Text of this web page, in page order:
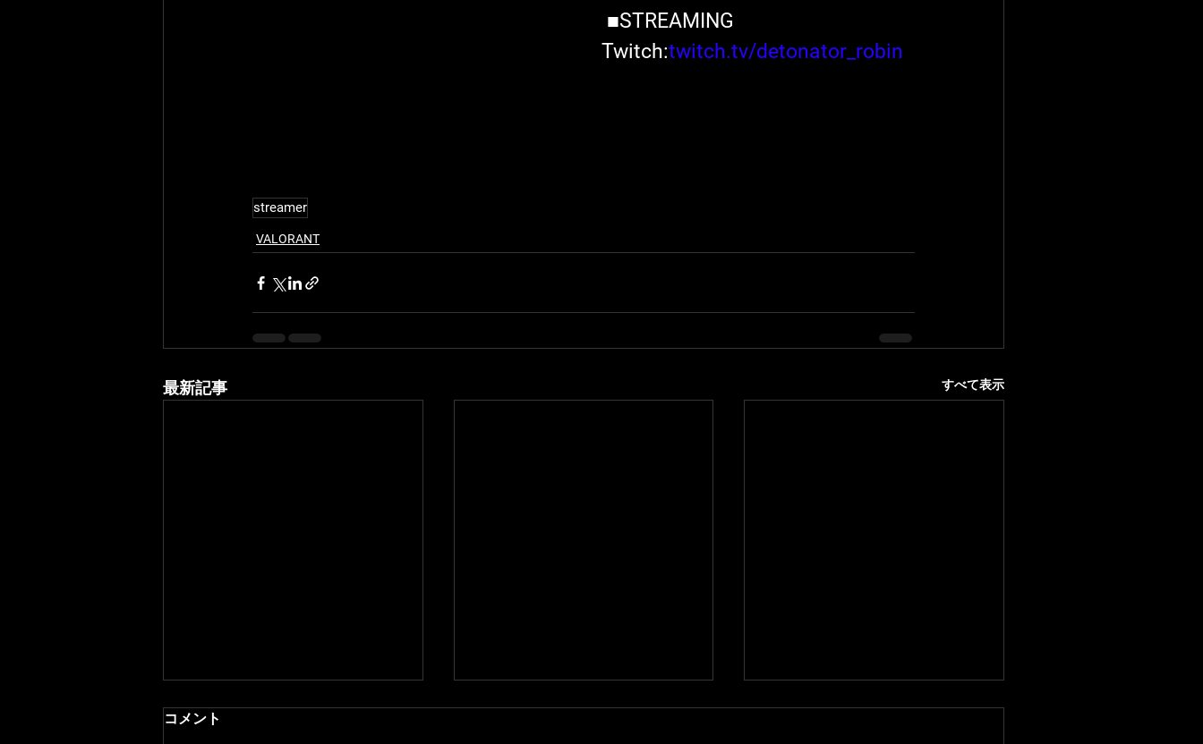
■STREAMING
Twitch:twitch.tv/detonator_robin
streamer
VALORANT
最新記事 すべて表示
コメント